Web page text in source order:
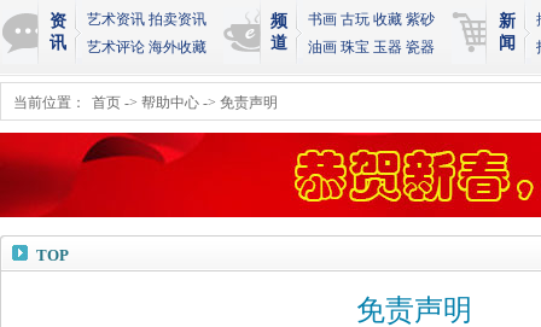
资
讯
艺术资讯 拍卖资讯
艺术评论 海外收藏
频
道
书画 古玩 收藏 紫砂
油画 珠宝 玉器 瓷器
新
闻
当前位置： 首页 -> 帮助中心 -> 免责声明
TOP
免责声明